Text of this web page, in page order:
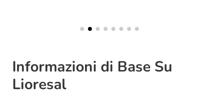
Informazioni di Base Su
Lioresal